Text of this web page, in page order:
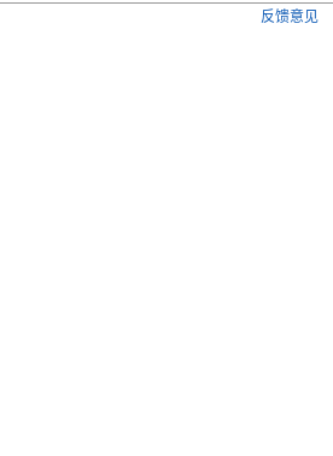
反馈意见